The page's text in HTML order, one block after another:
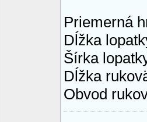
Priemerná
Dĺžka
Šírka
Dĺžka
Obvod